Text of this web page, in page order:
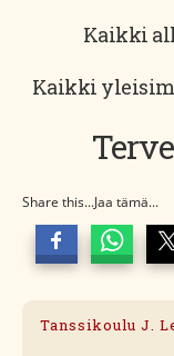
Kaikki
Kaikki
Share this...Jaa tämä...
Tanssikoulu J.